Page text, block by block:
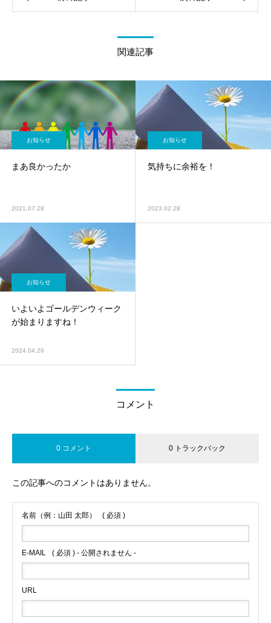
関連記事
お知らせ
まあ良かったか
2021.07.28
お知らせ
気持ちに余裕を！
2023.02.28
お知らせ
いよいよゴールデンウィーク
が始まりますね！
2024.04.26
コメント
0 コメント 0 トラックバック
この記事へのコメントはありません。
名前（例：山田 太郎） ( 必須 )
E-MAIL ( 必須 ) - 公開されません -
URL